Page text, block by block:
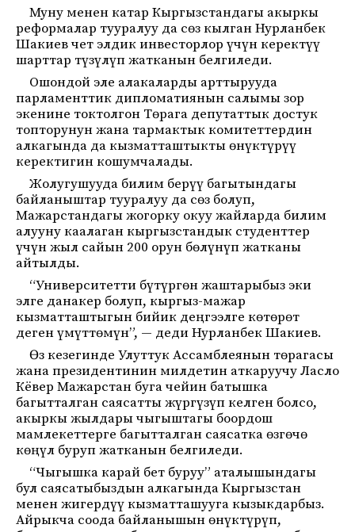
Муну менен катар Кыргызстандагы акыркы
реформалар тууралуу да сөз кылган Нурланбек
Шакиев чет элдик инвесторлор үчүн керектүү
шарттар түзүлүп жатканын белгиледи.
Ошондой эле алакаларды арттырууда
парламенттик дипломатиянын салымы зор
экенине токтолгон Төрага депутаттык достук
топторунун жана тармактык комитеттердин
алкагында да кызматташтыкты өнүктүрүү
керектигин кошумчалады.
Жолугушууда билим берүү багытындагы
байланыштар тууралуу да сөз болуп,
Мажарстандагы жогорку окуу жайларда билим
алууну каалаган кыргызстандык студенттер
үчүн жыл сайын 200 орун бөлүнүп жатканы
айтылды.
“Университетти бүтүргөн жаштарыбыз эки
элге данакер болуп, кыргыз-мажар
кызматташтыгын бийик деңгээлге көтөрөт
деген үмүттөмүн”, — деди Нурланбек Шакиев.
Өз кезегинде Улуттук Ассамблеянын төрагасы
жана президентинин милдетин аткаруучу Ласло
Кёвер Мажарстан буга чейин батышка
багытталган саясатты жүргүзүп келген болсо,
акыркы жылдары чыгыштагы боордош
мамлекеттерге багытталган саясатка өзгөчө
көңүл буруп жатканын белгиледи.
“Чыгышка карай бет буруу” аталышындагы
бул саясатыбыздын алкагында Кыргызстан
менен жигердүү кызматташууга кызыкдарбыз.
Айрыкча соода байланышын өнүктүрүп,